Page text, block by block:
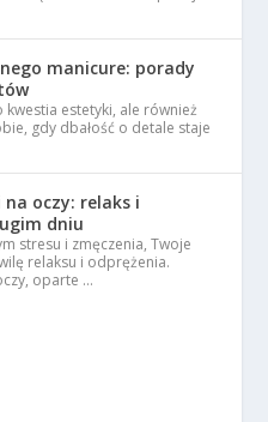
manicure: porady
estetyki, ale również
gdy dbałość o detale staje
oczy: relaks i
dniu
stresu i zmęczenia, Twoje
relaksu i odprężenia.
oparte …